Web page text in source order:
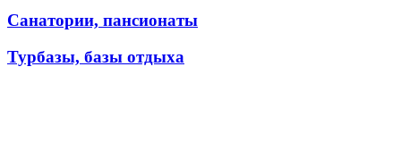
Санатории, пансионаты
Турбазы, базы отдыха